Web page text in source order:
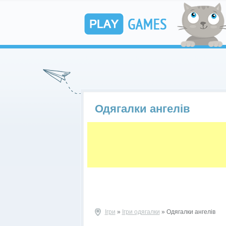
Одягалки ангелів
Ігри » Ігри одягалки » Одягалки ангелів